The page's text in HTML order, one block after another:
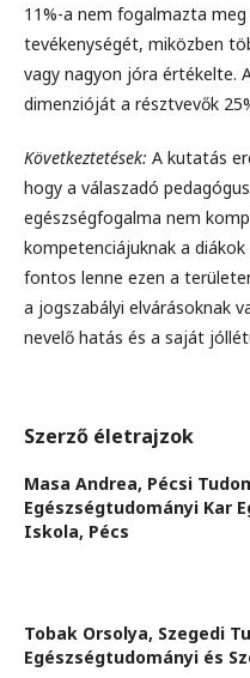
11%-a nem fogalmazta
tevékenységét, miközben
vagy nagyon jóra értékelte.
dimenzióját a résztvevők
Következtetések: A kutatás
hogy a válaszadó
egészségfogalma nem
kompetenciájuknak a
fontos lenne ezen a
a jogszabályi elvárásoknak
nevelő hatás és a saját
Szerző életrajzok
Masa Andrea, Pécsi
Egészségtudományi Kar
Iskola, Pécs
Tobak Orsolya, Szegedi
Egészségtudományi és